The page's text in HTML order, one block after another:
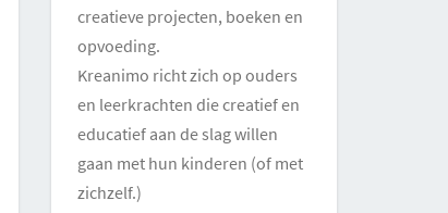
creatieve projecten, boeken en
opvoeding.
Kreanimo richt zich op ouders
en leerkrachten die creatief en
educatief aan de slag willen
gaan met hun kinderen (of met
zichzelf.)